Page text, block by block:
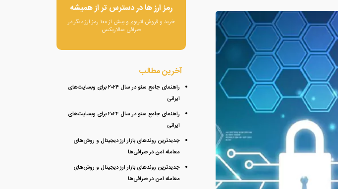
رمز ارز ها در دسترس تر از همیشه
خرید و فروش اتریوم و بیش از ۱۰۰ رمز ارز دیگر در
صرافی سالاریکس
آخرین مطالب
راهنمای جامع سئو در سال ۲۰۲۴ برای وبسایت‌های
ایرانی
راهنمای جامع سئو در سال ۲۰۲۴ برای وبسایت‌های
ایرانی
جدیدترین روندهای بازار ارز دیجیتال و روش‌های
معامله امن در صرافی‌ها
جدیدترین روندهای بازار ارز دیجیتال و روش‌های
معامله امن در صرافی‌ها